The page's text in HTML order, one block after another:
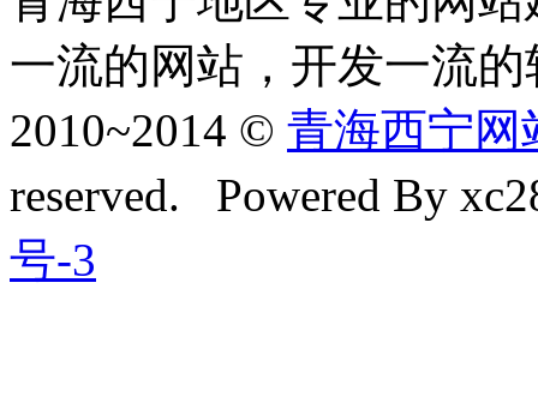
一流的网站，开发一流的
2010~2014 © 青海西宁网
reserved. Powered By
号-3